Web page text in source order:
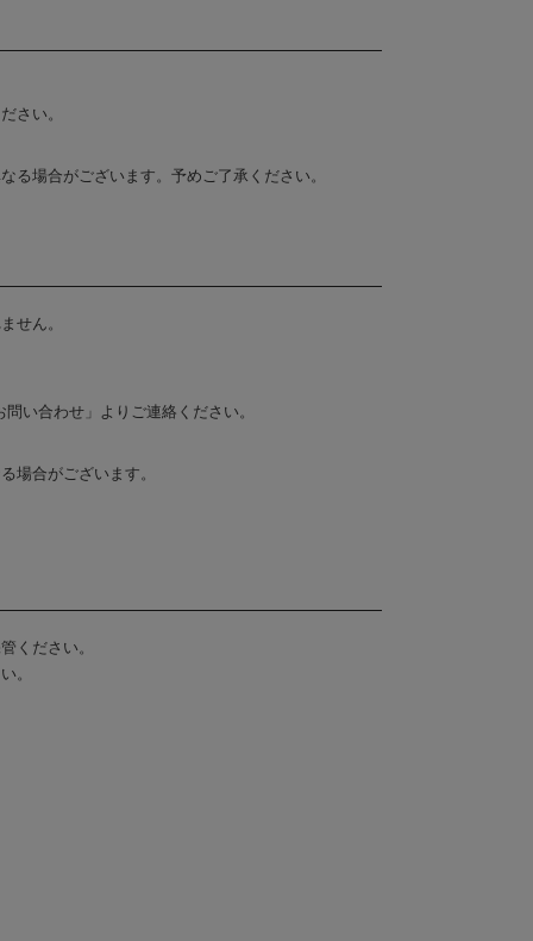
さい。
る場合がございます。予めご了承ください。
せん。
い合わせ」よりご連絡ください。
場合がございます。
ください。
。